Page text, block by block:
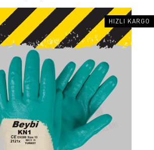
HIZLI KARGO